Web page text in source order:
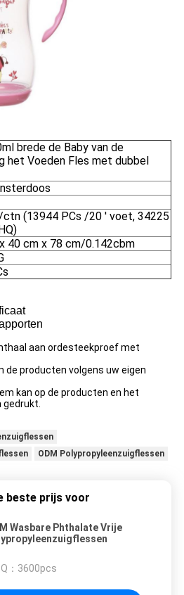
brede de Baby van de
het Voeden Fles met dubbel
ctn (13944 PCs /20 ' voet, 34225
40 cm x 78 cm/0.142cbm
aan ordesteekproef met
de producten volgens uw eigen
kan op de producten en het
gedrukt.
ODM Polypropyleenzuigflessen
beste prijs voor
Wasbare Phthalate Vrije
： 3600pcs